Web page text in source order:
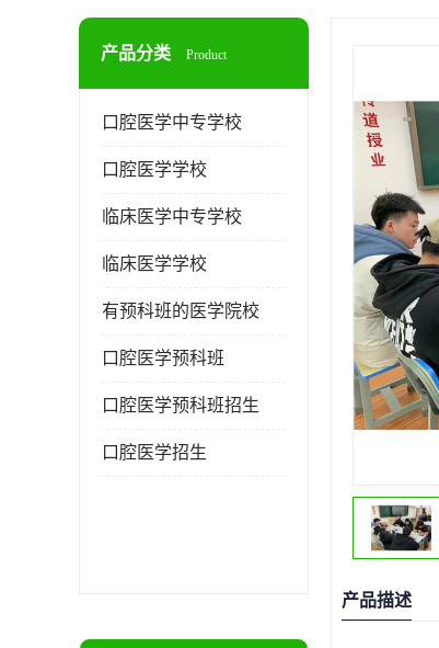
产品分类 Product
口腔医学中专学校
口腔医学学校
临床医学中专学校
临床医学学校
有预科班的医学院校
口腔医学预科班
口腔医学预科班招生
口腔医学招生
产品描述